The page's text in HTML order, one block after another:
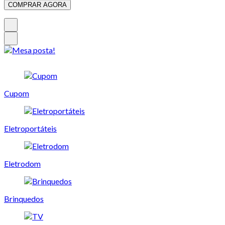
COMPRAR AGORA
Cupom
Eletroportáteis
Eletrodom
Brinquedos